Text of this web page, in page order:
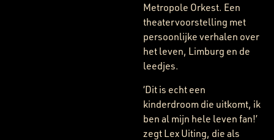
Metropole Orkest. Een
theatervoorstelling met
persoonlijke verhalen over
het leven, Limburg en de
leedjes.
‘Dit is echt een
kinderdroom die uitkomt, ik
ben al mijn hele leven fan!’
zegt Lex Uiting, die als